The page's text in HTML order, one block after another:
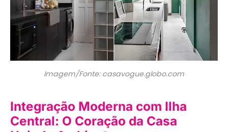
Imagem/Fonte: casavogue.globo.com
Integração Moderna com Ilha
Central: O Coração da Casa